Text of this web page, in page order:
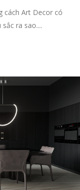
cách Art Decor có
ra sao....